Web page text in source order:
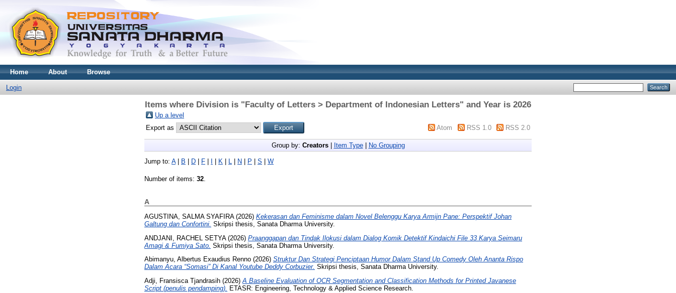
Home About Browse
Login
Items where Division is "Faculty of Letters > Department of Indonesian Letters" and Year is 2026
Up a level
Export as
Atom RSS 1.0 RSS 2.0
Group by: Creators| Item Type| No Grouping
Jump to: A| B D F K L N P S W
Number of items: 32.
A
AGUSTINA, SALMA SYAFIRA(2026) Kekerasan dan Feminisme dalam Novel Belenggu Karya Armijn Pane: Perspektif Johan
Galtung dan Confortini. Skripsi thesis, Sanata Dharma University.
ANDJANI, RACHEL SETYA(2026) Praanggapan dan Tindak Ilokusi dalam Dialog Komik Detektif Kindaichi File 33 Karya Seimaru
Amagi & Fumiya Sato. Skripsi thesis, Sanata Dharma University.
Abimanyu, Albertus Exaudius Renno (2026) Struktur Dan Strategi Penciptaan Humor Dalam Stand Up Comedy Oleh Ananta Rispo
Dalam Acara “Somasi” Di Kanal Youtube Deddy Corbuzier. Skripsi thesis, Sanata Dharma University.
Adji, Fransisca Tjandrasih (2026)A Baseline Evaluation of OCR Segmentation and Classification Methods for Printed Javanese
Script (penulis pendamping). ETASR: Engineering, Technology & Applied Science Research.